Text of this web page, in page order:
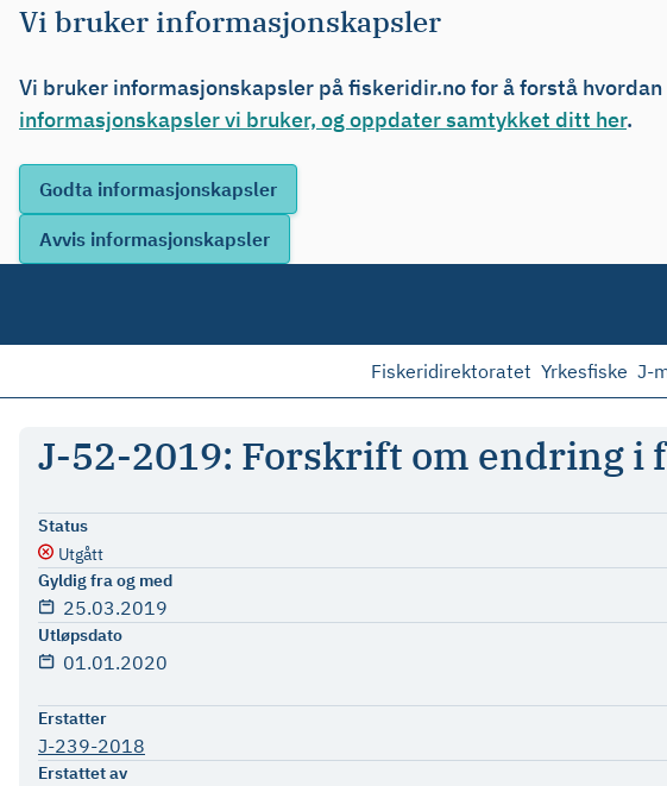
Vi bruker informasjonskapsler
Vi bruker informasjonskapsler på fiskeridir.no for å forstå
informasjonskapsler vi bruker, og oppdater samtykket ditt her.
Fiskeridirektoratet Yrkesfiske J-
J-52-2019: Forskrift om endring i
Status
Utgått
Gyldig fra og med
25.03.2019
Utløpsdato
01.01.2020
Erstatter
J-239-2018
Erstattet av